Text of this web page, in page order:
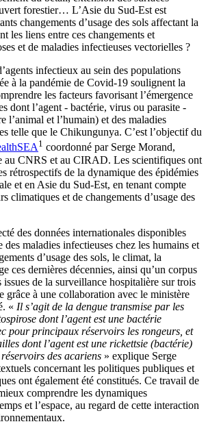
forestier… L’Asie du Sud-Est est
changements d’usage des sols affectant la
les liens entre ces changements et
et de maladies infectieuses vectorielles ?
infectieux au sein des populations
à la pandémie de Covid-19 soulignent la
les facteurs favorisant l’émergence
dont l’agent - bactérie, virus ou parasite -
l’animal et l’humain) et des maladies
telle que le Chikungunya. C’est l’objectif du
1 coordonné par Serge Morand,
au CNRS et au CIRAD. Les scientifiques ont
rétrospectifs de la dynamique des épidémies
et en Asie du Sud-Est, en tenant compte
climatiques et de changements d’usage des
des données internationales disponibles
des maladies infectieuses chez les humains et
d’usage des sols, le climat, la
ces dernières décennies, ainsi qu’un corpus
issues de la surveillance hospitalière sur trois
grâce à une collaboration avec le ministère
« Il s’agit de la dengue transmise par les
dont l’agent est une bactérie
pour principaux réservoirs les rongeurs, et
dont l’agent est une rickettsie (bactérie)
des acariens » explique Serge
concernant les politiques publiques et
ont également été constitués. Ce travail de
comprendre les dynamiques
et l’espace, au regard de cette interaction